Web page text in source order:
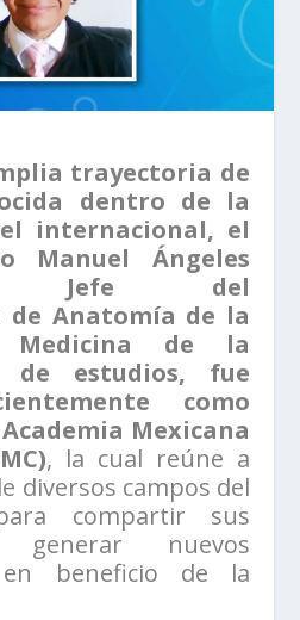
trayectoria de
dentro de la
internacional, el
Manuel Ángeles
Jefe del
de Anatomía de la
Medicina de la
de estudios, fue
como
Mexicana
, la cual reúne a
diversos campos del
compartir sus
nuevos
en beneficio de la